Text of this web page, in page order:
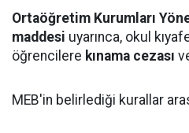
Ortaöğretim Kurumları
maddesi uyarınca, okul
öğrencilere kınama cezası
MEB'in belirlediği kurallar